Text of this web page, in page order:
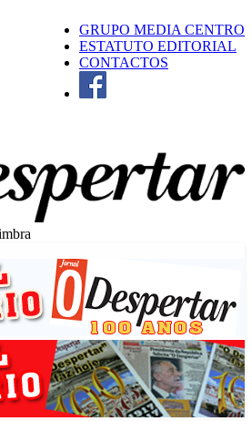
GRUPO MEDIA CENTRO
ESTATUTO EDITORIAL
CONTACTOS